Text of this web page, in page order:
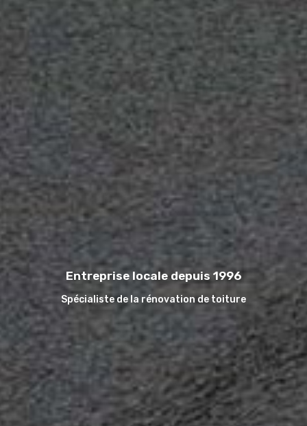
Entreprise locale depuis 1996
Spécialiste de la rénovation de toiture